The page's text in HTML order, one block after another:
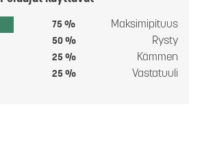
75 % Maksimipituus
50 % Rysty
25 % Kämmen
25 % Vastatuuli